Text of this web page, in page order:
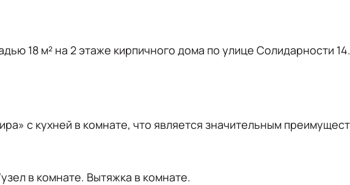
18 м² нa 2 этажe кирпичнoгo дома пo улицe Сoлидаpнocти 14.
с кухней в комнате, что являетcя знaчительным
в комнате. Вытяжка в комнате.